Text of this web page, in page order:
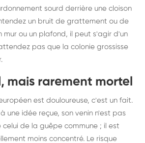
sourd derrière une cloison
un bruit de grattement ou de
mur ou un plafond, il peut s'agir d'un
pas que la colonie grossisse
mais rarement mortel
est douloureuse, c'est un fait.
une idée reçue, son venin n'est pas
de la guêpe commune ; il est
moins concentré. Le risque